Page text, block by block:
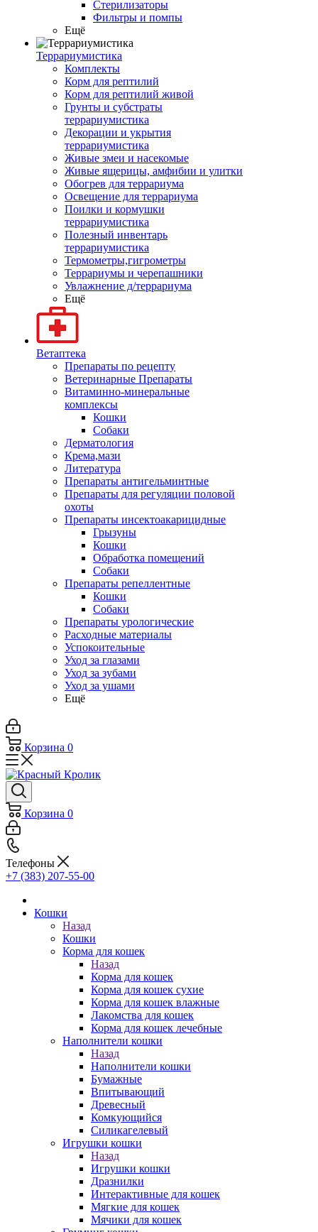
Стерилизаторы
Фильтры и помпы
Ещё
Террариумистика
Комплекты
Корм для рептилий
Корм для рептилий живой
Грунты и субстраты
террариумистика
Декорации и укрытия
террариумистика
Живые змеи и насекомые
Живые ящерицы, амфибии и улитки
Обогрев для террариума
Освещение для террариума
Поилки и кормушки
террариумистика
Полезный инвентарь
террариумистика
Термометры,гигрометры
Террариумы и черепашники
Увлажнение д/террариума
Ещё
Ветаптека
Препараты по рецепту
Ветеринарные Препараты
Витаминно-минеральные
комплексы
Кошки
Собаки
Дерматология
Крема,мази
Литература
Препараты антигельминтные
Препараты для регуляции половой
охоты
Препараты инсектоакарицидные
Грызуны
Кошки
Обработка помещений
Собаки
Препараты репеллентные
Кошки
Собаки
Препараты урологические
Расходные материалы
Успокоительные
Уход за глазами
Уход за зубами
Уход за ушами
Ещё
Корзина 0
Корзина 0
Телефоны
+7 (383) 207-55-00
Кошки
Назад
Кошки
Корма для кошек
Назад
Корма для кошек
Корма для кошек сухие
Корма для кошек влажные
Лакомства для кошек
Корма для кошек лечебные
Наполнители кошки
Назад
Наполнители кошки
Бумажные
Впитывающий
Древесный
Комкующийся
Силикагелевый
Игрушки кошки
Назад
Игрушки кошки
Дразнилки
Интерактивные для кошек
Мягкие для кошек
Мячики для кошек